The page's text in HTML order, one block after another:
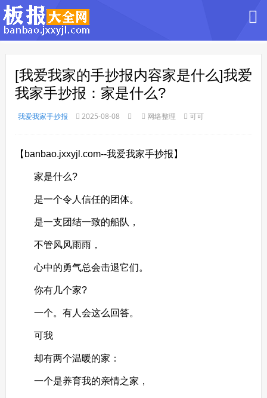
[我爱我家的手抄报内容家是什么]我爱
我家手抄报：家是什么?
我爱我家手抄报 2025-08-08 网络整理 可可
【banbao.jxxyjl.com--我爱我家手抄报】
家是什么?
是一个令人信任的团体。
是一支团结一致的船队，
不管风风雨雨，
心中的勇气总会击退它们。
你有几个家?
一个。有人会这么回答。
可我
却有两个温暖的家：
一个是养育我的亲情之家，